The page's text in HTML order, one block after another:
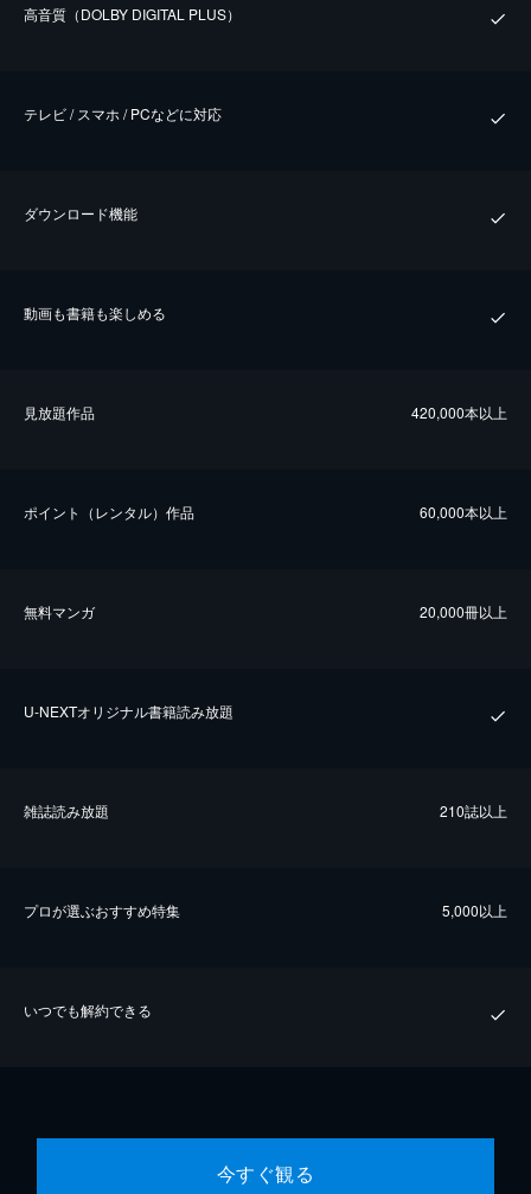
⾼⾳質（DOLBY DIGITAL PLUS）
テレビ / スマホ / PCなどに対応
ダウンロード機能
動画も書籍も楽しめる
⾒放題作品 420,000本以上
ポイント（レンタル）作品 60,000本以上
無料マンガ 20,000冊以上
U-NEXTオリジナル書籍読み放題
雑誌読み放題 210誌以上
プロが選ぶおすすめ特集 5,000以上
いつでも解約できる
今すぐ観る